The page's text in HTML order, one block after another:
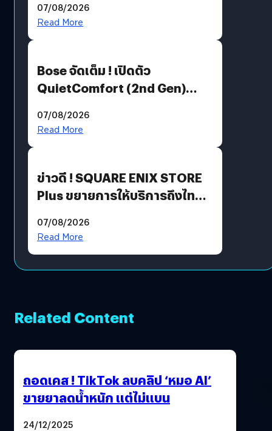
มีภาษาไทยด้วย
07/08/2026
Read More
Bose จัดเต็ม ! เปิดตัว
QuietComfort (2nd Gen)
07/08/2026
Read More
ข่าวดี ! SQUARE ENIX STORE
Plus ขยายการให้บริการถึงไทย
โดยตรง
07/08/2026
Read More
Related Content
ถอดเคส ! TikTok ลบคลิป ‘หมอ AI’
ขายยาลดน้ำหนัก แต่ไม่แบน
24/12/2025